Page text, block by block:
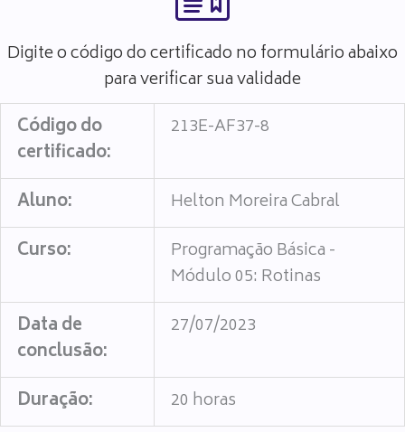
Digite o código do certificado no formulário abaixo
para verificar sua validade
Código do
certificado:
213E-AF37-8
Aluno:
Helton Moreira Cabral
Curso:
Programação Básica -
Módulo 05: Rotinas
Data de
conclusão:
27/07/2023
Duração: 20 horas